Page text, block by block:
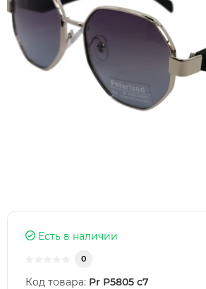
Есть в наличии
0
Код товара: Pr Р5805 с7